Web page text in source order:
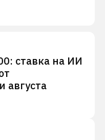
ставка на ИИ
августа